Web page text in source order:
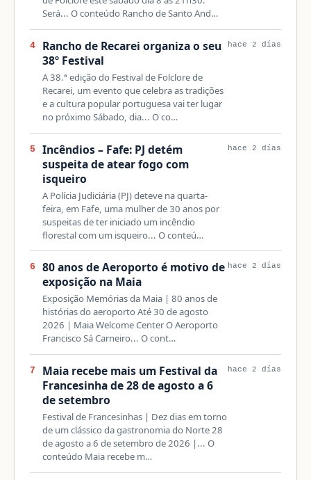
Será... O conteúdo Rancho de Santo And…
4
Rancho de Recarei organiza o seu
38º Festival
A 38.ª edição do Festival de Folclore de
Recarei, um evento que celebra as tradições
e a cultura popular portuguesa vai ter lugar
no próximo Sábado, dia... O co…
hace 2 días
5
Incêndios – Fafe: PJ detém
suspeita de atear fogo com
isqueiro
A Polícia Judiciária (PJ) deteve na quarta-
feira, em Fafe, uma mulher de 30 anos por
suspeitas de ter iniciado um incêndio
florestal com um isqueiro... O conteú…
hace 2 días
6
80 anos de Aeroporto é motivo de
exposição na Maia
Exposição Memórias da Maia | 80 anos de
histórias do aeroporto Até 30 de agosto
2026 | Maia Welcome Center O Aeroporto
Francisco Sá Carneiro... O cont…
hace 2 días
7
Maia recebe mais um Festival da
Francesinha de 28 de agosto a 6
de setembro
Festival de Francesinhas | Dez dias em torno
de um clássico da gastronomia do Norte 28
de agosto a 6 de setembro de 2026 |... O
conteúdo Maia recebe m…
hace 2 días